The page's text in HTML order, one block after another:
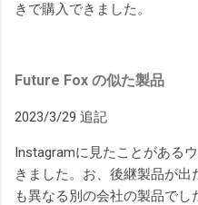
きで購入できました。
Future Fox の似た製品
2023/3/29 追記
Instagramに見たことがある
きました。お、後継製品が
も異なる別の会社の製品でし